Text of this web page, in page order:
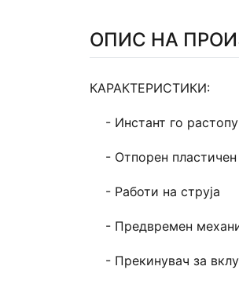
ОПИС НА
КАРАКТЕРИСТИКИ:
- Инстант го
- Отпорен пластичен
- Работи на струја
- Предвремен
- Прекинувач за